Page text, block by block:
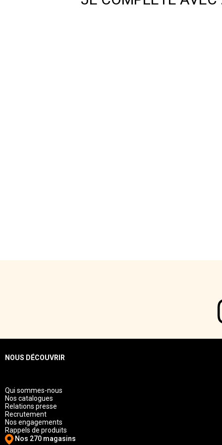
NOUS DÉCOUVRIR
Qui sommes-nous
Nos catalogues
Relations presse
Recrutement
Nos engagements
Rappels de produits
Nos 270 magasins